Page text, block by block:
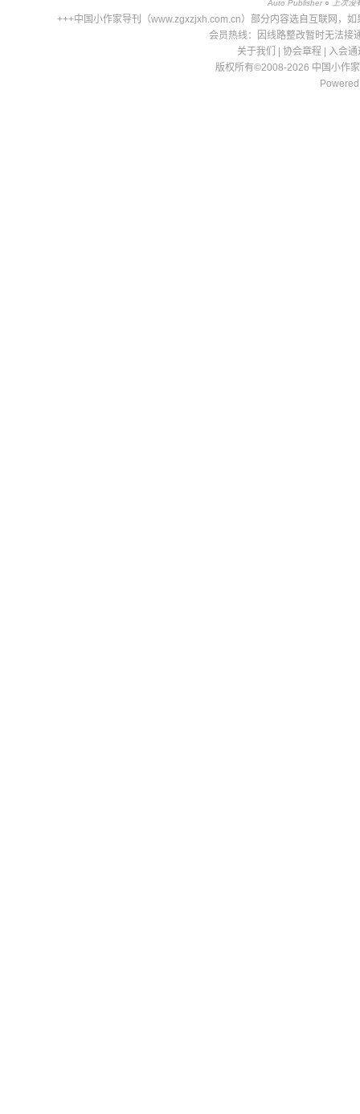
Auto Publisher ○ 上次
+++中国小作家导刊（www.zgxzjxh.com.cn）部分内容选自互联网，
会员热线：因线路整改暂时无法接
关于我们
协会章程
入会通
版权所有©2008-2026 中国小作